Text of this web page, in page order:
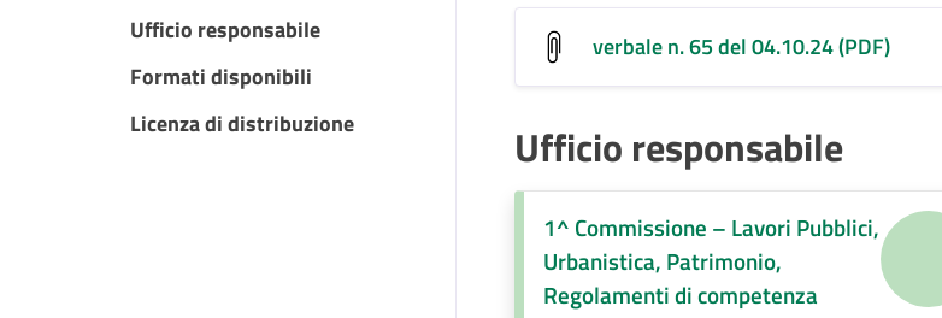
Ufficio responsabile
Formati disponibili
Licenza di distribuzione
verbale n. 65 del 04.10.24 (PDF)
Ufficio responsabile
1^ Commissione – Lavori Pubblici,
Urbanistica, Patrimonio,
Regolamenti di competenza